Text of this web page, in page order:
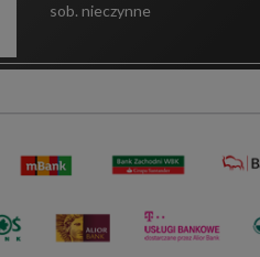
sob. nieczynne